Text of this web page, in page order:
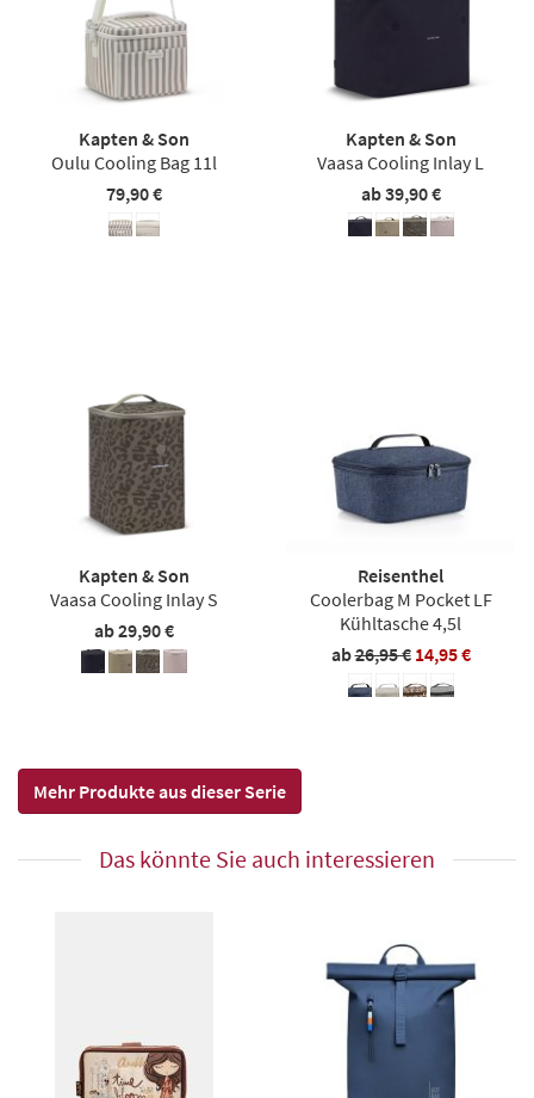
Kapten & Son
Oulu Cooling Bag 11l
79,90 €
Kapten & Son
Vaasa Cooling Inlay L
ab 39,90 €
Kapten & Son
Vaasa Cooling Inlay S
ab 29,90 €
Reisenthel
Coolerbag M Pocket LF
Kühltasche 4,5l
ab26,95 € 14,95 €
Mehr Produkte aus dieser Serie
Das könnte Sie auch interessieren